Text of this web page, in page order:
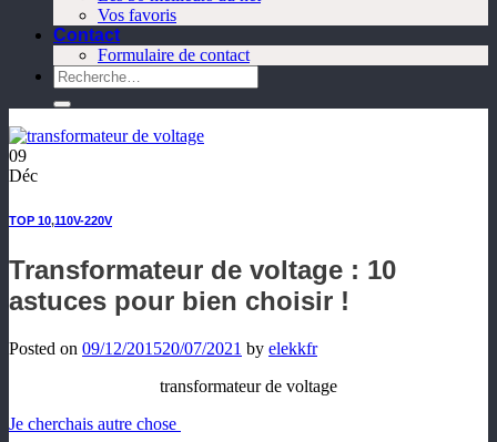
Vos favoris
Contact
Formulaire de contact
Recherche
pour :
09
Déc
TOP 10,110V-220V
Transformateur de voltage : 10
astuces pour bien choisir !
Posted on 09/12/201520/07/2021 by elekkfr
transformateur de voltage
Je cherchais autre chose